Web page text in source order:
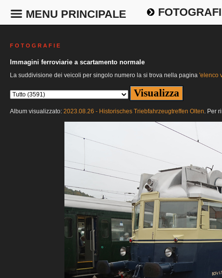
MENU PRINCIPALE
F O T O G R A F I E
Immagini ferroviarie a scartamento normale
La suddivisione dei veicoli per singolo numero la si trova nella pagina 'elenco
Album visualizzato: 2023.08.26 - Historisches Triebfahrzeugtreffen Olten. Per